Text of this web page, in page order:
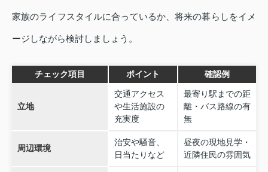
家族のライフスタイルに合っているか、将来の暮らしをイメ
ージしながら検討しましょう。
チェック項目 ポイント 確認例
立地
交通アクセス
や生活施設の
充実度
最寄り駅までの距
離・バス路線の有
無
周辺環境
治安や騒音、
日当たりなど
昼夜の現地見学・
近隣住民の雰囲気